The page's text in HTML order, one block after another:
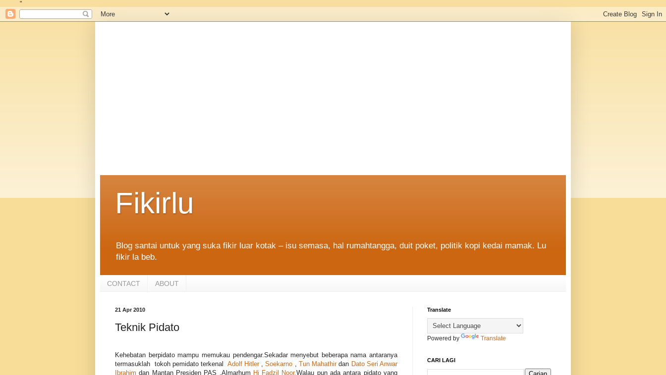
"
Fikirlu
Blog santai untuk yang suka fikir luar kotak – isu semasa, hal rumahtangga, duit poket, politik kopi kedai mamak. Lu
fikir la beb.
CONTACT ABOUT
21 Apr 2010
Teknik Pidato
Kehebatan berpidato mampu memukau pendengar.Sekadar menyebut beberapa nama antaranya
termasuklah tokoh pemidato terkenal Adolf Hitler,Soekarno Tun Mahathirdan Dato Seri Anwar
Ibrahim dan Mantan Presiden PAS ,Almarhum Hj Fadzil Noor.Walau pun ada antara pidato yang
Translate
Powered by Translate
CARI LAGI